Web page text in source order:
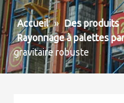
Accueil » Des produits
Rayonnage à palettes
gravitaire robuste